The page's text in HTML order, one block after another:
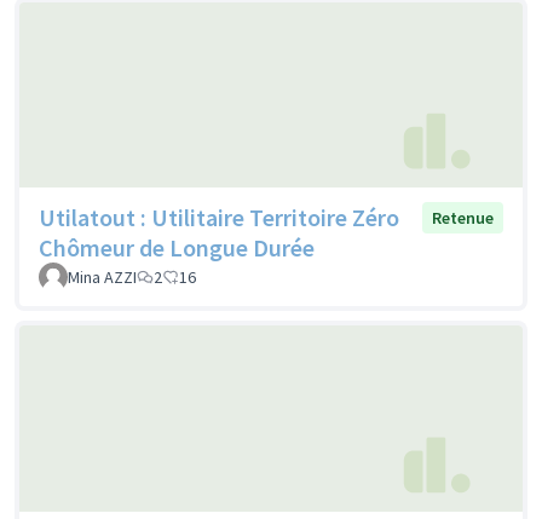
Utilatout : Utilitaire Territoire Zéro
Chômeur de Longue Durée
Retenue
Mina AZZI 2 16